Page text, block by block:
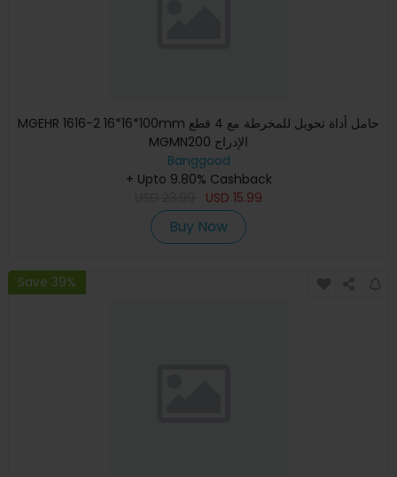
MGEHR 1616-2 16*16*100mm حامل أداة تحويل للمخرطة مع 4 قطع
MGMN200 الإدراج
Banggood
+ Upto 9.80% Cashback
USD 15.99
Buy Now
Save 39%